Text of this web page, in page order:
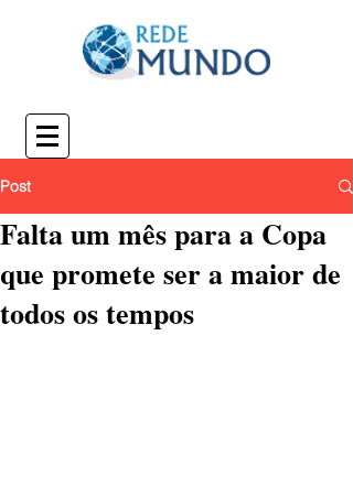
Post
Falta um mês para a Copa
que promete ser a maior de
todos os tempos